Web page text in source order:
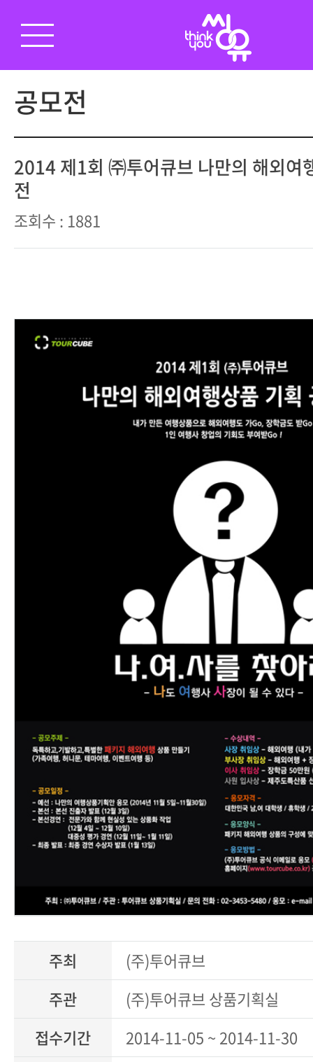
공모전
2014 제1회 ㈜투어큐브 나만의 해외여
전
조회수 : 1881
주최
(주)투어큐브
주관
(주)투어큐브 상품기획실
접수기간
2014-11-05 ~ 2014-11-30